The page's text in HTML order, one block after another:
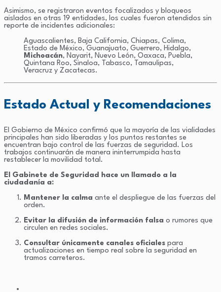
Asimismo, se registraron eventos focalizados y bloqueos
aislados en otras 19 entidades, los cuales fueron atendidos sin
reporte de incidentes adicionales:
Aguascalientes, Baja California, Chiapas, Colima,
Estado de México, Guanajuato, Guerrero, Hidalgo,
Michoacán, Nayarit, Nuevo León, Oaxaca, Puebla,
Quintana Roo, Sinaloa, Tabasco, Tamaulipas,
Veracruz y Zacatecas.
Estado Actual y Recomendaciones
El Gobierno de México confirmó que la mayoría de las vialidades
principales han sido liberadas y los puntos restantes se
encuentran bajo control de las fuerzas de seguridad. Los
trabajos continuarán de manera ininterrumpida hasta
restablecer la movilidad total.
El Gabinete de Seguridad hace un llamado a la
ciudadanía a:
Mantener la calma ante el despliegue de las fuerzas del
orden.
Evitar la difusión de información falsa o rumores que
circulen en redes sociales.
Consultar únicamente canales oficiales para
actualizaciones en tiempo real sobre la seguridad en
tramos carreteros.